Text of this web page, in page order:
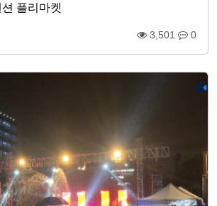
플리마켓
3,501 0